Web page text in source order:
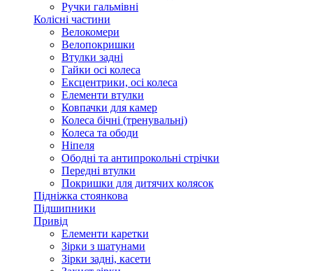
Ручки гальмівні
Колісні частини
Велокомери
Велопокришки
Втулки задні
Гайки осі колеса
Ексцентрики, осі колеса
Елементи втулки
Ковпачки для камер
Колеса бічні (тренувальні)
Колеса та ободи
Ніпеля
Ободні та антипрокольні стрічки
Передні втулки
Покришки для дитячих колясок
Підніжка стоянкова
Підшипники
Привід
Елементи каретки
Зірки з шатунами
Зірки задні, касети